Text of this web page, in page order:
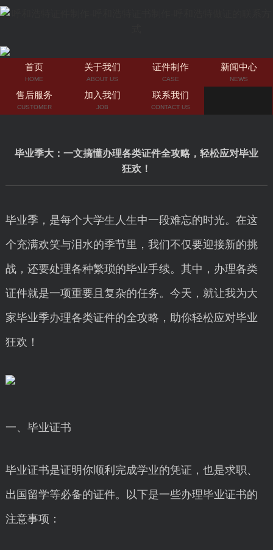
首页
HOME
关于我们
ABOUT US
证件制作
CASE
新闻中心
NEWS
售后服务
CUSTOMER
加入我们
JOB
联系我们
CONTACT US
毕业季大：一文搞懂办理各类证件全攻略，轻松应对毕业
狂欢！
毕业季，是每个大学生人生中一段难忘的时光。在这
个充满欢笑与泪水的季节里，我们不仅要迎接新的挑
战，还要处理各种繁琐的毕业手续。其中，办理各类
证件就是一项重要且复杂的任务。今天，就让我为大
家毕业季办理各类证件的全攻略，助你轻松应对毕业
狂欢！
一、毕业证书
毕业证书是证明你顺利完成学业的凭证，也是求职、
出国留学等必备的证件。以下是一些办理毕业证书的
注意事项：